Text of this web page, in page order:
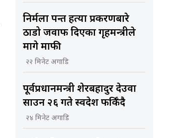
निर्मला पन्त हत्या प्रकरणबारे
ठाडो जवाफ दिएका गृहमन्त्रीले
मागे माफी
२२ मिनेट अगाडि
पूर्वप्रधानमन्त्री शेरबहादुर देउवा
साउन २६ गते स्वदेश फर्किँदै
२४ मिनेट अगाडि